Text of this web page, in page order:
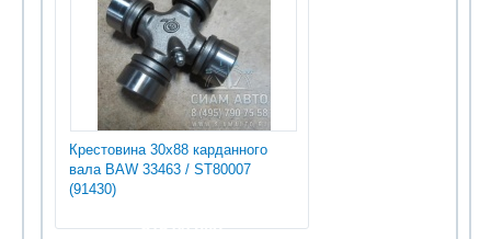
Крестовина 30x88 карданного
вала BAW 33463 / ST80007
(91430)
675.00 руб